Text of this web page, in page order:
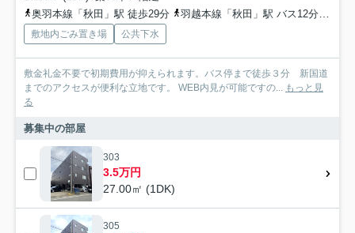
奥羽本線「秋田」駅 徒歩29分
羽越本線「秋田」駅 バス12分 秋田中央交通「山王二丁目（秋田県）」 停歩3分
敷地内ごみ置き場 公共下水
敷金礼金不要で初期費用が抑えられます。バス停まで徒歩３分 新国道
までのアクセスが便利な立地です。 WEB内見が可能ですの... もっと見
る
募集中の部屋
303
3.5万円
27.00㎡ (1DK)
305